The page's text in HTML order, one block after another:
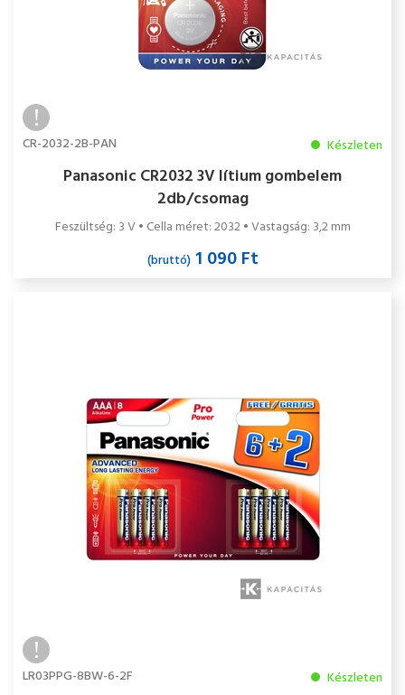
CR-2032-2B-PAN Készleten
Panasonic CR2032 3V lítium gombelem
2db/csomag
Feszültség: 3 V • Cella méret: 2032 • Vastagság: 3,2 mm
(bruttó)1 090 Ft
LR03PPG-8BW-6-2F Készleten